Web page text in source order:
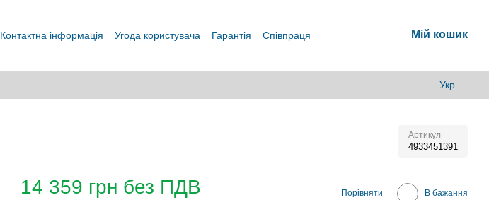
Контактна інформація Угода користувача Гарантія Співпраця Мій кошик
Укр
Артикул
4933451391
14 359 грн без ПДВ Порівняти В бажання